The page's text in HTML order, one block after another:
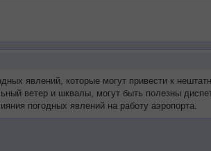
явлений, которые могут привести к
ветер и шквалы, могут быть полезны
погодных явлений на работу аэропорта.